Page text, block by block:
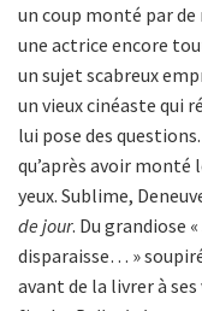
un coup monté par
une actrice encore
un sujet scabreux
un vieux cinéaste qui
lui pose des
qu’après avoir monté
yeux. Sublime,
de jour. Du grandiose
disparaisse… »
avant de la livrer à